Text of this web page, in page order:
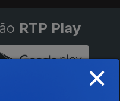
RTP Play
TV, Android TV e×